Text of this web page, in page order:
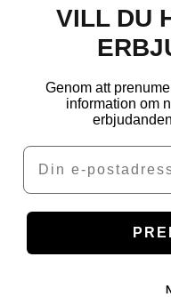
VILL DU
Genom att
information om
Email